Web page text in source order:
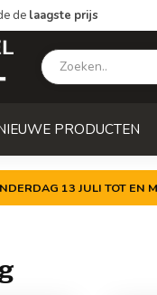
de laagste prijs
PRODUCTEN
13 JULI TOT